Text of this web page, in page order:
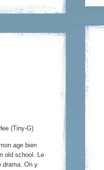
(Tiny-G)
age bien
old school. Le
drama. On y